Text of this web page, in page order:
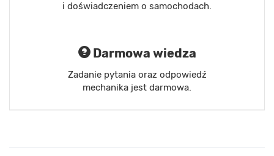
i doświadczeniem o samochodach.
Darmowa wiedza
Zadanie pytania oraz odpowiedź
mechanika jest darmowa.